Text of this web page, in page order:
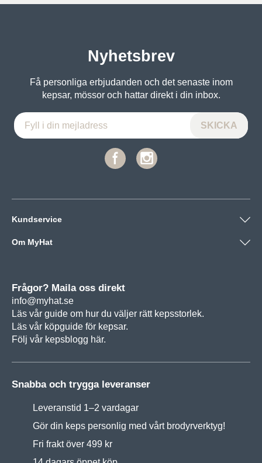
Nyhetsbrev
Få personliga erbjudanden och det senaste inom
kepsar, mössor och hattar direkt i din inbox.
Kundservice
Om MyHat
Frågor? Maila oss direkt
info@myhat.se
Läs vår guide om hur du väljer rätt kepsstorlek.
Läs vår köpguide för kepsar.
Följ vår kepsblogg här.
Snabba och trygga leveranser
Leveranstid 1–2 vardagar
Gör din keps personlig med vårt brodyrverktyg!
Fri frakt över 499 kr